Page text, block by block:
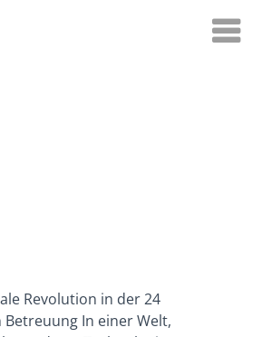
Revolution in der 24
Betreuung In einer Welt,